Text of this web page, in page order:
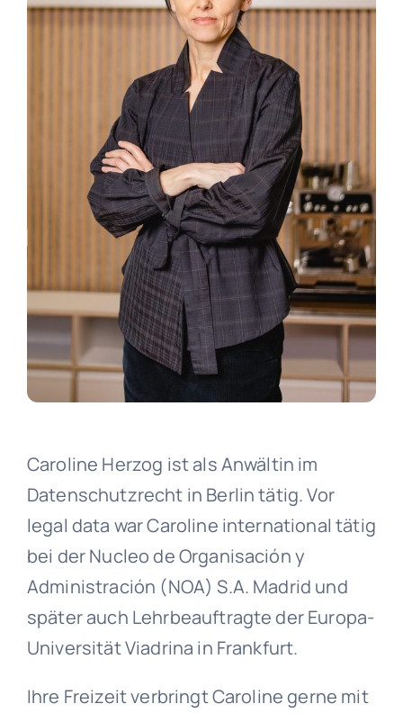
SmartData
Jetzt absichern
Caroline Herzog ist als Anwältin im
Datenschutzrecht in Berlin tätig. Vor
legal data war Caroline international tätig
bei der Nucleo de Organisación y
Administración (NOA) S.A. Madrid und
später auch Lehrbeauftragte der Europa-
Universität Viadrina in Frankfurt.
Ihre Freizeit verbringt Caroline gerne mit